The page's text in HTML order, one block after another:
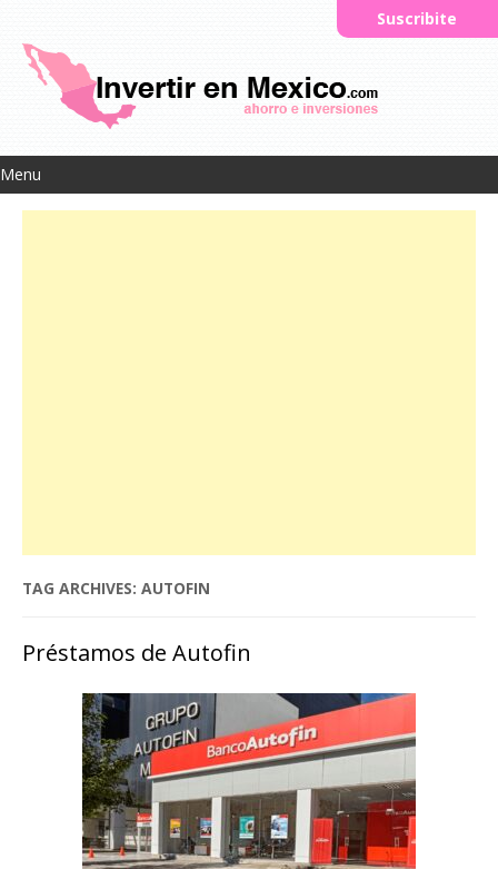
Menu
Suscribite
TAG ARCHIVES: AUTOFIN
Préstamos de Autofin